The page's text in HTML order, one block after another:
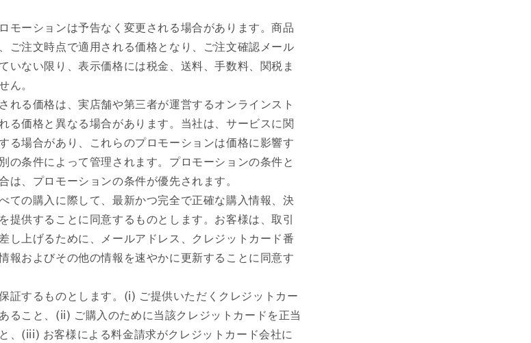
モーションは予告なく変更される場合があります。商品
ご注文時点で適用される価格となり、ご注文確認メール
いない限り、表示価格には税金、送料、手数料、関税ま
ん。
れる価格は、実店舗や第三者が運営するオンラインスト
る価格と異なる場合があります。当社は、サービスに関
る場合があり、これらのプロモーションは価格に影響す
の条件によって管理されます。プロモーションの条件と
は、プロモーションの条件が優先されます。
ての購入に際して、最新かつ完全で正確な購入情報、決
提供することに同意するものとします。お客様は、取引
し上げるために、メールアドレス、クレジットカード番
報およびその他の情報を速やかに更新することに同意す
証するものとします。(i) ご提供いただくクレジットカー
ること、(ii) ご購入のために当該クレジットカードを正当
、(iii) お客様による料金請求がクレジットカード会社に